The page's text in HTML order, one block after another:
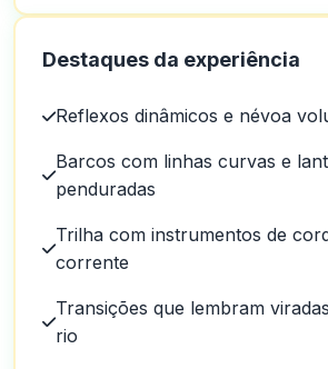
Destaques da experiência
Reflexos dinâmicos e névoa
Barcos com linhas curvas e
penduradas
Trilha com instrumentos de
corrente
Transições que lembram
rio